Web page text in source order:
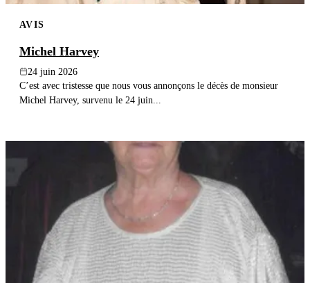
AVIS
Michel Harvey
24 juin 2026
C’est avec tristesse que nous vous annonçons le décès de monsieur
Michel Harvey, survenu le 24 juin...